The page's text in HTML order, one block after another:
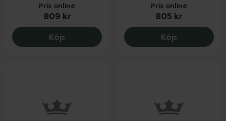
Pris online
809 kr
Köp Karbamid i Essex kräm APL 10 %, 809
Pris online
805 kr
Köp Karbamid i